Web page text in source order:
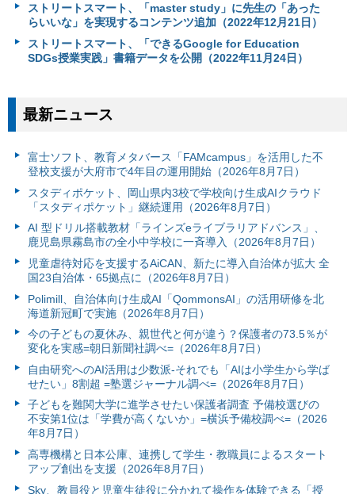
ストリートスマート、「master study」に先生の「あった
らいいな」を実現するコンテンツ追加（2022年12月21日）
ストリートスマート、「できるGoogle for Education
SDGs授業実践」書籍データを公開（2022年11月24日）
最新ニュース
富⼠ソフト、教育メタバース「FAMcampus」を活用した不
登校支援が大府市で4年目の運用開始（2026年8月7日）
スタディポケット、岡山県内3校で学校向け生成AIクラウド
「スタディポケット」継続運用（2026年8月7日）
AI 型ドリル搭載教材「ラインズeライブラリアドバンス」、
鹿児島県霧島市の全小中学校に一斉導入（2026年8月7日）
児童虐待対応を支援するAiCAN、新たに導入自治体が拡大 全
国23自治体・65拠点に（2026年8月7日）
Polimill、自治体向け生成AI「QommonsAI」の活用研修を北
海道新冠町で実施（2026年8月7日）
今の子どもの夏休み、親世代と何が違う？保護者の73.5％が
変化を実感=朝日新聞社調べ=（2026年8月7日）
自由研究へのAI活用は少数派-それでも「AIは小学生から学ば
せたい」8割超 =塾選ジャーナル調べ=（2026年8月7日）
子どもを難関大学に進学させたい保護者調査 予備校選びの
不安第1位は「学費が高くないか」=横浜予備校調べ=（2026
年8月7日）
高専機構と日本公庫、連携して学生・教職員によるスタート
アップ創出を支援（2026年8月7日）
Sky、教員役と児童生徒役に分かれて操作を体験できる「授